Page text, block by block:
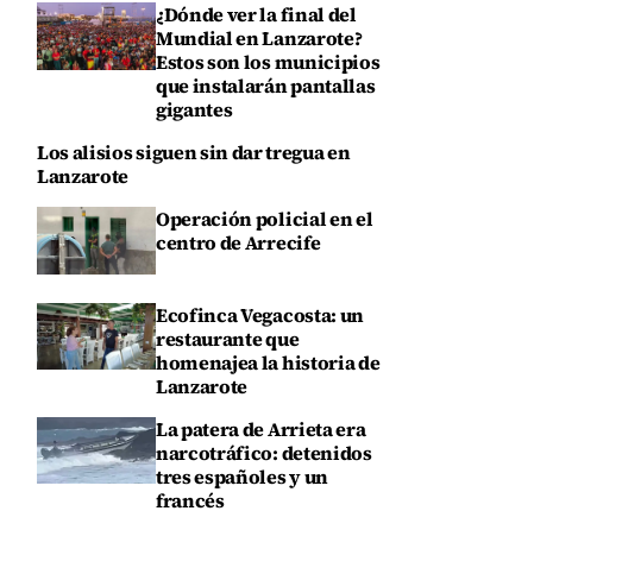
¿Dónde ver la final del
Mundial en Lanzarote?
Estos son los municipios
que instalarán pantallas
gigantes
Los alisios siguen sin dar tregua en
Lanzarote
Operación policial en el
centro de Arrecife
Ecofinca Vegacosta: un
restaurante que
homenajea la historia de
Lanzarote
La patera de Arrieta era
narcotráfico: detenidos
tres españoles y un
francés